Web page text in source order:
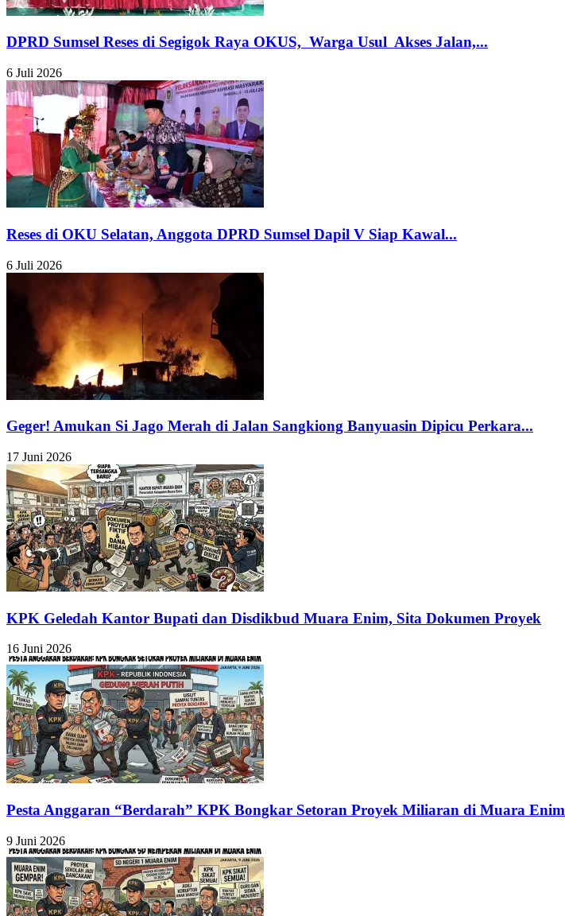
DPRD Sumsel Reses di Segigok Raya OKUS, Warga Usul Akses Jalan,...
6 Juli 2026
Reses di OKU Selatan, Anggota DPRD Sumsel Dapil V Siap Kawal...
6 Juli 2026
Geger! Amukan Si Jago Merah di Jalan Sangkiong Banyuasin Dipicu Perkara...
17 Juni 2026
KPK Geledah Kantor Bupati dan Disdikbud Muara Enim, Sita Dokumen Proyek
16 Juni 2026
Pesta Anggaran “Berdarah” KPK Bongkar Setoran Proyek Miliaran di Muara Enim
9 Juni 2026